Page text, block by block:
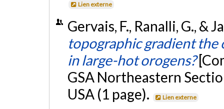
Lien externe
Gervais, F., Ranalli, G., &
topographic gradient
in large-hot orogens?
GSA Northeastern
USA (1 page).
Lien externe